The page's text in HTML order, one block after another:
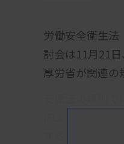
労働安全衛生
討会は11月21
厚労省が関連の
する。同検討